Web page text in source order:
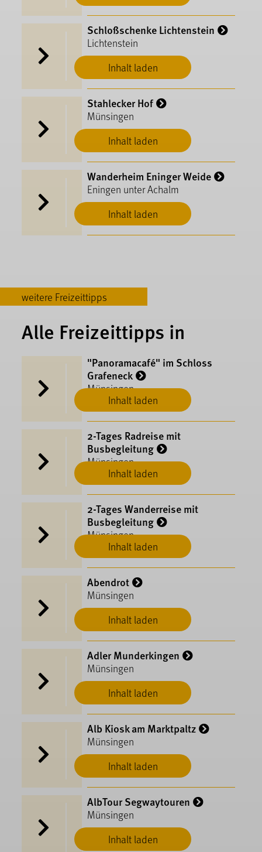
Inhalt laden
Schloßschenke Lichtenstein
Lichtenstein
Inhalt laden
Stahlecker Hof
Münsingen
Inhalt laden
Wanderheim Eninger Weide
Eningen unter Achalm
weitere Freizeittipps
Alle Freizeittipps in
Inhalt laden
"Panoramacafé" im Schloss
Grafeneck
Münsingen
Inhalt laden
2-Tages Radreise mit
Busbegleitung
Münsingen
Inhalt laden
2-Tages Wanderreise mit
Busbegleitung
Münsingen
Inhalt laden
Abendrot
Münsingen
Inhalt laden
Adler Munderkingen
Münsingen
Inhalt laden
Alb Kiosk am Marktpaltz
Münsingen
Inhalt laden
AlbTour Segwaytouren
Münsingen